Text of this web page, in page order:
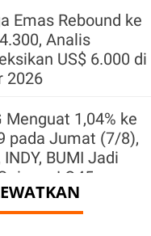
Emas Rebound ke
Analis
US$ 6.000 di
2026
Menguat 1,04% ke
pada Jumat (7/8),
INDY, BUMI Jadi
LQ45
Delisting,